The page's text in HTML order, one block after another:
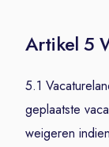
Artikel 5
5.1
geplaatste
weigeren